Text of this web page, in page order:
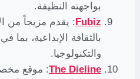
بواجهته النظيفة.
Fubiz : يقدم مزيجاً من
بالثقافة الإبداعية، بما
والتكنولوجيا.
The Dieline: موقع